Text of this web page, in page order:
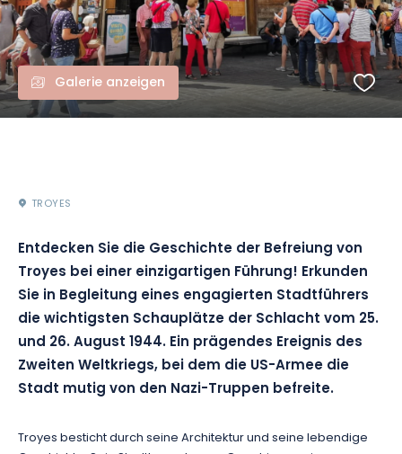
Galerie anzeigen
TROYES
Entdecken Sie die Geschichte der Befreiung von
Troyes bei einer einzigartigen Führung! Erkunden
Sie in Begleitung eines engagierten Stadtführers
die wichtigsten Schauplätze der Schlacht vom 25.
und 26. August 1944. Ein prägendes Ereignis des
Zweiten Weltkriegs, bei dem die US-Armee die
Stadt mutig von den Nazi-Truppen befreite.
Troyes besticht durch seine Architektur und seine lebendige